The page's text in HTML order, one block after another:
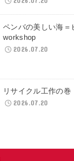
ペンバの美しい海＝
workshop
2026.07.20
リサイクル工作の巻
2026.07.20